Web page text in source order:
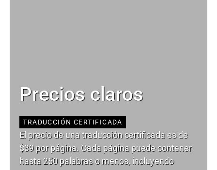
Precios claros
TRADUCCIÓN CERTIFICADA
El precio de una traducción certificada es de
$39 por página. Cada página puede contener
hasta 250 palabras o menos, incluyendo